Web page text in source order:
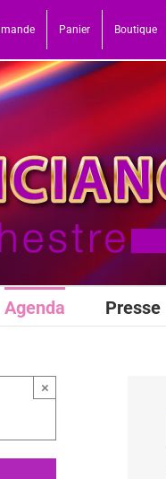
Panier Boutique
Agenda Presse
×